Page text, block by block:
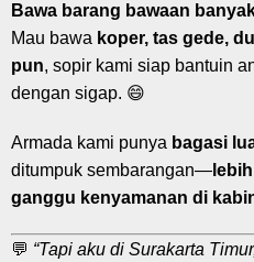
Bawa barang bawaan
Mau bawa koper, tas gede,
pun, sopir kami siap bantuin
dengan sigap. 😄
Armada kami punya bagasi
ditumpuk sembarangan—
ganggu kenyamanan di
💬 “Tapi aku di Surakarta